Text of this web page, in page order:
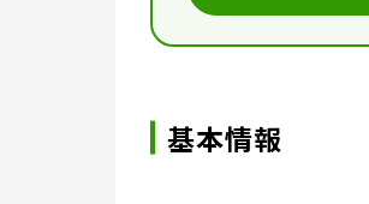
基本情報